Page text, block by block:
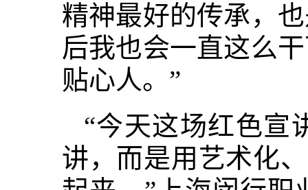
精神最好的传承，
后我也会一直这么
贴心人。”
“今天这场红色宣
讲，而是用艺术化